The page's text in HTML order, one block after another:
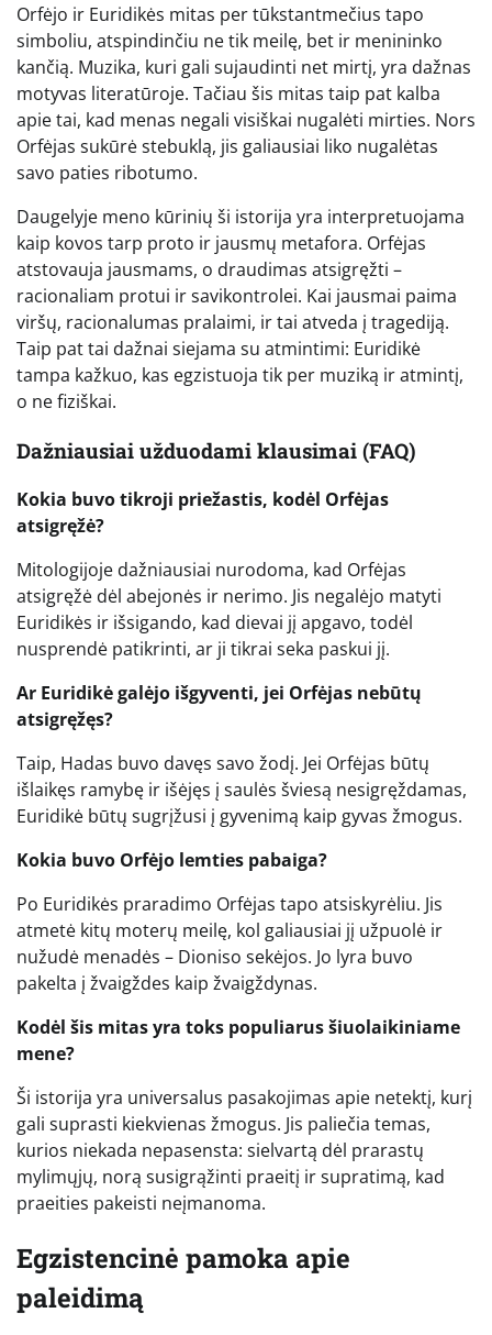
Orfėjo ir Euridikės mitas per tūkstantmečius tapo
simboliu, atspindinčiu ne tik meilę, bet ir menininko
kančią. Muzika, kuri gali sujaudinti net mirtį, yra dažnas
motyvas literatūroje. Tačiau šis mitas taip pat kalba
apie tai, kad menas negali visiškai nugalėti mirties. Nors
Orfėjas sukūrė stebuklą, jis galiausiai liko nugalėtas
savo paties ribotumo.
Daugelyje meno kūrinių ši istorija yra interpretuojama
kaip kovos tarp proto ir jausmų metafora. Orfėjas
atstovauja jausmams, o draudimas atsigręžti –
racionaliam protui ir savikontrolei. Kai jausmai paima
viršų, racionalumas pralaimi, ir tai atveda į tragediją.
Taip pat tai dažnai siejama su atmintimi: Euridikė
tampa kažkuo, kas egzistuoja tik per muziką ir atmintį,
o ne fiziškai.
Dažniausiai užduodami klausimai (FAQ)
Kokia buvo tikroji priežastis, kodėl Orfėjas
atsigręžė?
Mitologijoje dažniausiai nurodoma, kad Orfėjas
atsigręžė dėl abejonės ir nerimo. Jis negalėjo matyti
Euridikės ir išsigando, kad dievai jį apgavo, todėl
nusprendė patikrinti, ar ji tikrai seka paskui jį.
Ar Euridikė galėjo išgyventi, jei Orfėjas nebūtų
atsigręžęs?
Taip, Hadas buvo davęs savo žodį. Jei Orfėjas būtų
išlaikęs ramybę ir išėjęs į saulės šviesą nesigręždamas,
Euridikė būtų sugrįžusi į gyvenimą kaip gyvas žmogus.
Kokia buvo Orfėjo lemties pabaiga?
Po Euridikės praradimo Orfėjas tapo atsiskyrėliu. Jis
atmetė kitų moterų meilę, kol galiausiai jį užpuolė ir
nužudė menadės – Dioniso sekėjos. Jo lyra buvo
pakelta į žvaigždes kaip žvaigždynas.
Kodėl šis mitas yra toks populiarus šiuolaikiniame
mene?
Ši istorija yra universalus pasakojimas apie netektį, kurį
gali suprasti kiekvienas žmogus. Jis paliečia temas,
kurios niekada nepasensta: sielvartą dėl prarastų
mylimųjų, norą susigrąžinti praeitį ir supratimą, kad
praeities pakeisti neįmanoma.
Egzistencinė pamoka apie
paleidimą